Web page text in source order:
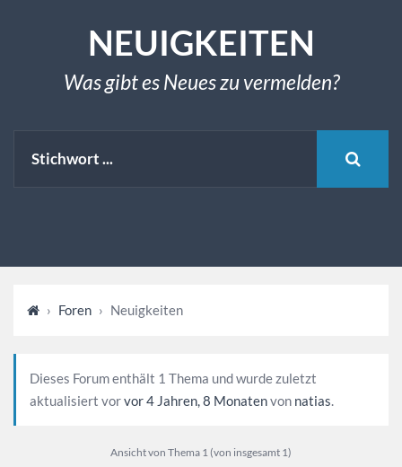
NEUIGKEITEN
Was gibt es Neues zu vermelden?
› Foren › Neuigkeiten
Dieses Forum enthält 1 Thema und wurde zuletzt
aktualisiert vorvor 4 Jahren, 8 Monatenvon natias
Ansicht von Thema 1 (von insgesamt 1)